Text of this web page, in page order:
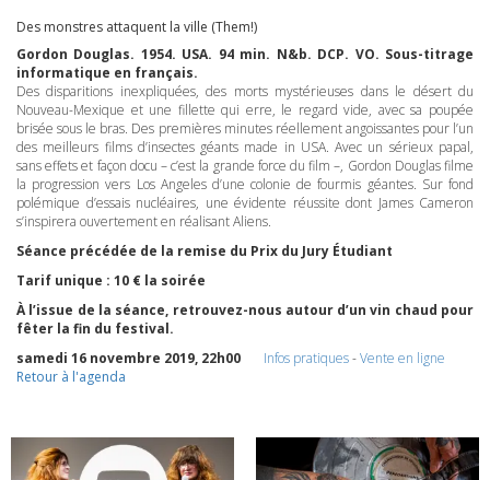
Des monstres attaquent la ville (Them!)
Gordon Douglas. 1954. USA. 94 min. N&b. DCP. VO. Sous-titrage
informatique en français.
Des disparitions inexpliquées, des morts mystérieuses dans le désert du
Nouveau-Mexique et une fillette qui erre, le regard vide, avec sa poupée
brisée sous le bras. Des premières minutes réellement angoissantes pour l’un
des meilleurs films d’insectes géants made in USA. Avec un sérieux papal,
sans effets et façon docu – c’est la grande force du film –, Gordon Douglas filme
la progression vers Los Angeles d’une colonie de fourmis géantes. Sur fond
polémique d’essais nucléaires, une évidente réussite dont James Cameron
s’inspirera ouvertement en réalisant Aliens.
Séance précédée de la remise du Prix du Jury Étudiant
Tarif unique : 10 € la soirée
À l’issue de la séance, retrouvez-nous autour d’un vin chaud pour
fêter la fin du festival.
samedi 16 novembre 2019, 22h00
Infos pratiques-Vente en ligne
Retour à l'agenda